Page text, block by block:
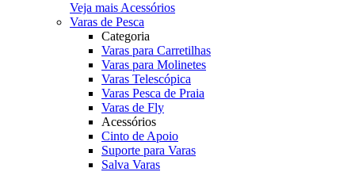
Veja mais Acessórios
Varas de Pesca
Categoria
Varas para Carretilhas
Varas para Molinetes
Varas Telescópica
Varas Pesca de Praia
Varas de Fly
Acessórios
Cinto de Apoio
Suporte para Varas
Salva Varas